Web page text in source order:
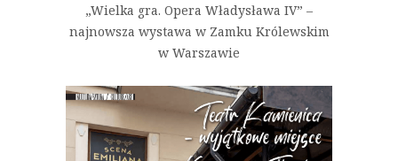
„Wielka gra. Opera Władysława IV” –
najnowsza wystawa w Zamku Królewskim
w Warszawie